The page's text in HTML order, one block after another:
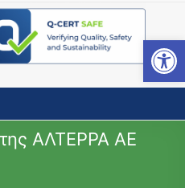
Open toolbar
ΑΛΤΕΡΡΑ ΑΕ